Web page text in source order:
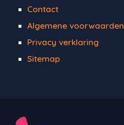
Contact
Algemene voorwaarden
Privacy verklaring
Sitemap